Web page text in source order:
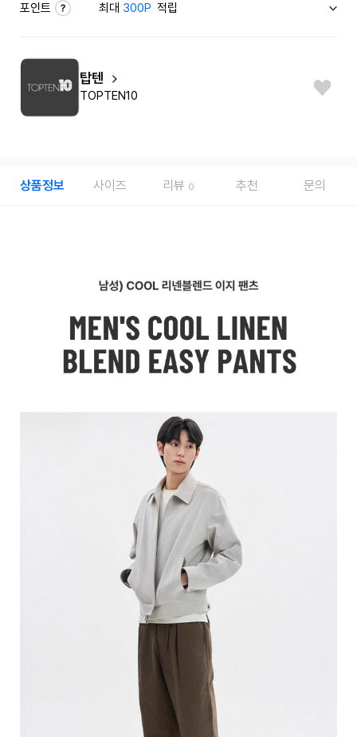
포인트 최대 300P 적립
탑텐
TOPTEN10
상품정보 사이즈 리뷰 0 추천 문의